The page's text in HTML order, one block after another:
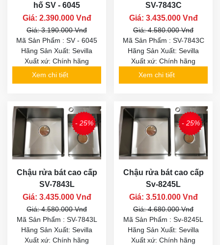
hố SV - 6045
Giá: 2.390.000 Vnđ
Giá: 3.190.000 Vnđ
Mã Sản Phẩm : SV - 6045
Hãng Sản Xuất: Sevilla
Xuất xứ: Chính hãng
Xem chi tiết
SV-7843C
Giá: 3.435.000 Vnđ
Giá: 4.580.000 Vnđ
Mã Sản Phẩm : SV-7843C
Hãng Sản Xuất: Sevilla
Xuất xứ: Chính hãng
Xem chi tiết
- 25%
Chậu rửa bát cao cấp
SV-7843L
Giá: 3.435.000 Vnđ
Giá: 4.580.000 Vnđ
Mã Sản Phẩm : SV-7843L
Hãng Sản Xuất: Sevilla
Xuất xứ: Chính hãng
- 25%
Chậu rửa bát cao cấp
Sv-8245L
Giá: 3.510.000 Vnđ
Giá: 4.680.000 Vnđ
Mã Sản Phẩm : Sv-8245L
Hãng Sản Xuất: Sevilla
Xuất xứ: Chính hãng